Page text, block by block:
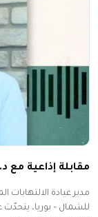
مقابلة إذاعية مع
مدير عيادة الالتهابات
للشمال – بوريا،